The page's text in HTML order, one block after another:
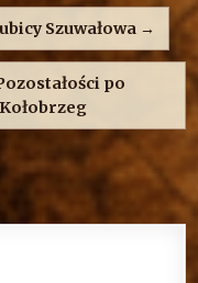
Szuwałowa →
po